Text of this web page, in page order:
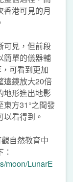
香港可見的月
可見，但前段
簡單的儀器輔
可看到更加
遠鏡放大20倍
地形進出地影
東方31°之間發
看得到。
自然教育中
moon/LunarE